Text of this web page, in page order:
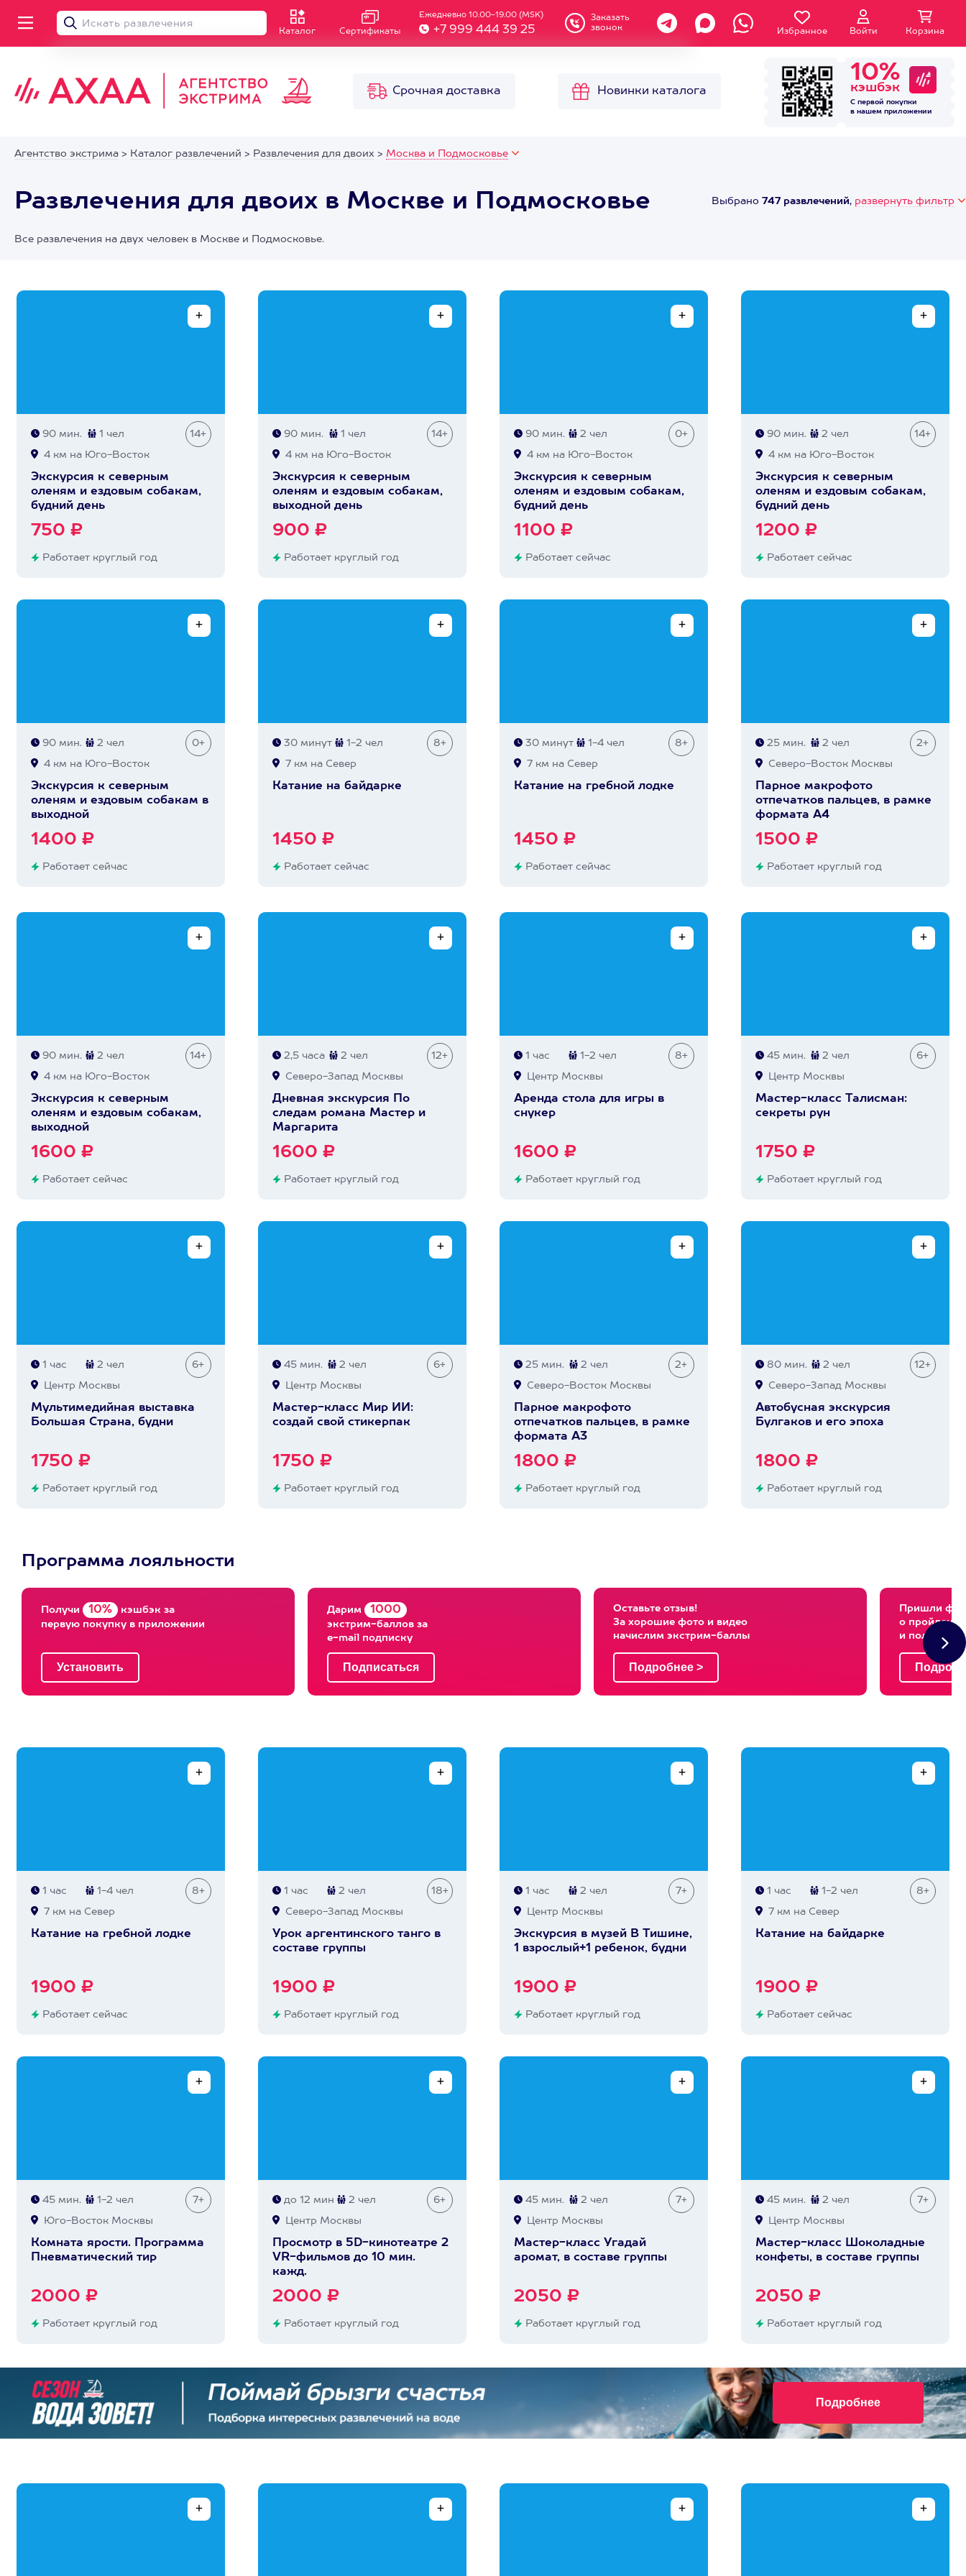
Каталог Сертификаты
Ежедневно 10.00-19.00 (MSK)
+7 999 444 39 25
Заказать
звонок
Избранное Войти Корзина
Срочная доставка Новинки каталога
10%
кэшбэк
С первой покупки
в нашем приложении
Агентство экстрима > Каталог развлечений > Развлечения для двоих > Москва и Подмосковье
Развлечения для двоих в Москве и Подмосковье Выбрано 747 развлечений, развернуть фильтр
Все развлечения на двух человек в Москве и Подмосковье.
90 мин. 1 чел 14+
4 км на Юго-Восток
Экскурсия к северным
оленям и ездовым собакам,
будний день
750 ₽
Работает круглый год
90 мин. 1 чел 14+
4 км на Юго-Восток
Экскурсия к северным
оленям и ездовым собакам,
выходной день
900 ₽
Работает круглый год
90 мин. 2 чел 0+
4 км на Юго-Восток
Экскурсия к северным
оленям и ездовым собакам,
будний день
1100 ₽
Работает сейчас
90 мин. 2 чел 14+
4 км на Юго-Восток
Экскурсия к северным
оленям и ездовым собакам,
будний день
1200 ₽
Работает сейчас
90 мин. 2 чел 0+
4 км на Юго-Восток
Экскурсия к северным
оленям и ездовым собакам в
выходной
1400 ₽
Работает сейчас
30 минут 1-2 чел 8+
7 км на Север
Катание на байдарке
1450 ₽
Работает сейчас
30 минут 1-4 чел 8+
7 км на Север
Катание на гребной лодке
1450 ₽
Работает сейчас
25 мин. 2 чел 2+
Северо-Восток Москвы
Парное макрофото
отпечатков пальцев, в рамке
формата А4
1500 ₽
Работает круглый год
90 мин. 2 чел 14+
4 км на Юго-Восток
Экскурсия к северным
оленям и ездовым собакам,
выходной
1600 ₽
Работает сейчас
2,5 часа 2 чел 12+
Северо-Запад Москвы
Дневная экскурсия По
следам романа Мастер и
Маргарита
1600 ₽
Работает круглый год
1 час 1-2 чел 8+
Центр Москвы
Аренда стола для игры в
снукер
1600 ₽
Работает круглый год
45 мин. 2 чел 6+
Центр Москвы
Мастер-класс Талисман:
секреты рун
1750 ₽
Работает круглый год
1 час 2 чел 6+
Центр Москвы
Мультимедийная выставка
Большая Страна, будни
1750 ₽
Работает круглый год
45 мин. 2 чел 6+
Центр Москвы
Мастер-класс Мир ИИ:
создай свой стикерпак
1750 ₽
Работает круглый год
25 мин. 2 чел 2+
Северо-Восток Москвы
Парное макрофото
отпечатков пальцев, в рамке
формата А3
1800 ₽
Работает круглый год
80 мин. 2 чел 12+
Северо-Запад Москвы
Автобусная экскурсия
Булгаков и его эпоха
1800 ₽
Работает круглый год
Программа лояльности
Получи 10% кэшбэк за
первую покупку в приложении
Дарим 1000
экстрим-баллов за
e-mail подписку
Оставьте отзыв!
За хорошие фото и видео
начислим экстрим-баллы
Пришли
о
и получи
1 час 1-4 чел 8+
7 км на Север
Катание на гребной лодке
1900 ₽
Работает сейчас
1 час 2 чел 18+
Северо-Запад Москвы
Урок аргентинского танго в
составе группы
1900 ₽
Работает круглый год
1 час 2 чел 7+
Центр Москвы
Экскурсия в музей В Тишине,
1 взрослый+1 ребенок, будни
1900 ₽
Работает круглый год
1 час 1-2 чел 8+
7 км на Север
Катание на байдарке
1900 ₽
Работает сейчас
45 мин. 1-2 чел 7+
Юго-Восток Москвы
Комната ярости. Программа
Пневматический тир
2000 ₽
Работает круглый год
до 12 мин 2 чел 6+
Центр Москвы
Просмотр в 5D-кинотеатре 2
VR-фильмов до 10 мин.
кажд.
2000 ₽
Работает круглый год
45 мин. 2 чел 7+
Центр Москвы
Мастер-класс Угадай
аромат, в составе группы
2050 ₽
Работает круглый год
45 мин. 2 чел 7+
Центр Москвы
Мастер-класс Шоколадные
конфеты, в составе группы
2050 ₽
Работает круглый год